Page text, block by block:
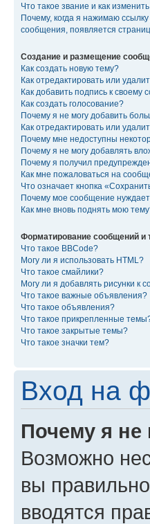
Что такое звание и как
Почему, когда я нажимаю
сообщения, появляется
Создание и размещение
Как создать новую тему?
Как отредактировать или
Как добавить подпись к своему
Как создать голосование?
Почему я не могу добавить
Как отредактировать или
Почему мне недоступны
Почему я не могу добавлять
Почему я получил
Как мне пожаловаться на
Что означает кнопка
Почему мое сообщение
Как мне вновь поднять мою
Форматирование сообщений и
Что такое BBCode?
Могу ли я использовать HTML?
Что такое смайлики?
Могу ли я добавлять рисунки к
Что такое важные объявления?
Что такое объявления?
Что такое прикрепленные
Что такое закрытые темы?
Что такое значки тем?
Вход на
Почему я
Возможно
вы
вводятся